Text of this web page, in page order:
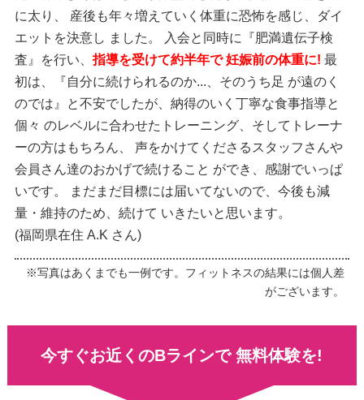
に太り、 産後も年々増えていく体重に恐怖を感じ、ダイ
エットを決意し ました。 入会と同時に『肥満遺伝子検
査』を行い、指導を受けて約半年で 妊娠前の体重に! 最
初は、『自分に続けられるのか...、そのうち足 が遠のく
のでは』と不安でしたが、納得のいく丁寧な食事指導と
個々 のレベルに合わせたトレーニング、そしてトレーナ
ーの方はもちろん、 声をかけてくださるスタッフさんや
会員さん達のおかげで続けること ができ、感謝でいっぱ
いです。 まだまだ目標には届いてないので、今後も減
量・維持のため、続けて いきたいと思います。
(福岡県在住 A.K さん)
※写真はあくまでも一例です。フィットネスの結果には個人差
がございます。
今すぐお近くのBラインで無料体験を!